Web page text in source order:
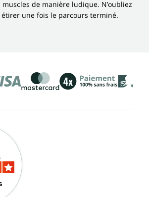
de manière ludique. N’oubliez
étirer une fois le parcours terminé.